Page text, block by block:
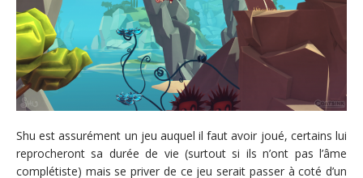
Shu est assurément un jeu auquel il faut avoir joué, certains lui
reprocheront sa durée de vie (surtout si ils n’ont pas l’âme
complétiste) mais se priver de ce jeu serait passer à coté d’un